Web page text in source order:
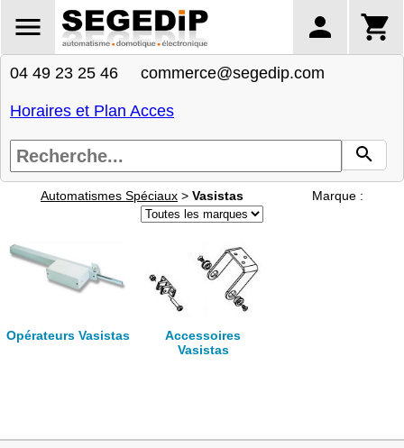
04 49 23 25 46 commerce@segedip.com
Horaires et Plan Acces
Automatismes Spéciaux > Vasistas Marque :
Opérateurs Vasistas
Accessoires
Vasistas